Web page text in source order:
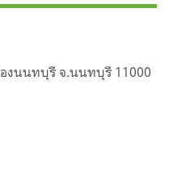
งนนทบุรี จ.นนทบุรี 11000